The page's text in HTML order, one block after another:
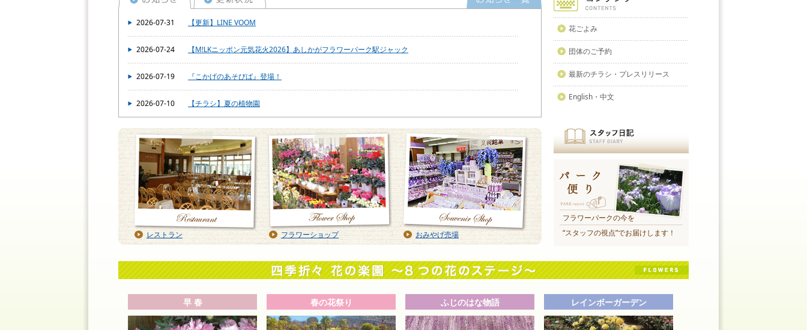
2026-07-31 【更新】LINE VOOM
2026-07-24 【M!LKニッポン元気花火2026】あしかがフラワーパーク駅ジャック
2026-07-19 『こかげのあそびば』登場！
2026-07-10 【チラシ】夏の植物園
レストラン フラワーショップ おみやげ売場
花ごよみ
団体のご予約
最新のチラシ・プレスリリース
English・中文
フラワーパークの今を
“スタッフの視点”でお届けします！
早 春 春の花祭り ふじのはな物語 レインボーガーデン